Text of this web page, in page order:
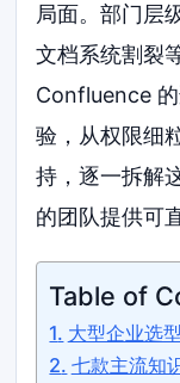
局面。部门层
文档系统割裂
Confluence
验，从权限细
持，逐一拆解
的团队提供可
Table of
大型企业选
七款主流知